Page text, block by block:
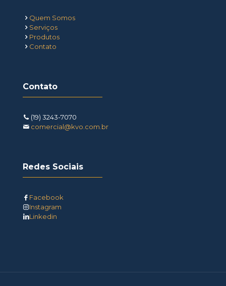
Quem Somos
Serviços
Produtos
Contato
Contato
(19) 3243-7070
comercial@kvo.com.br
Redes Sociais
Facebook
Instagram
Linkedin